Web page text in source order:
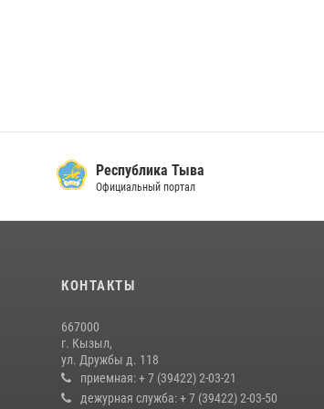
Республика Тыва
Официальный портал
КОНТАКТЫ
667000
г. Кызыл,
ул. Дружбы д. 118
приемная: + 7 (39422) 2-03-21
дежурная служба: + 7 (39422) 2-03-50